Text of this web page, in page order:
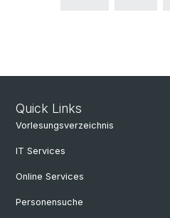
Quick Links
Vorlesungsverzeichnis
IT Services
Online Services
Personensuche